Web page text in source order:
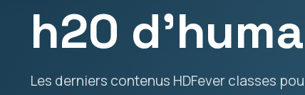
h20
Les derniers contenus HDFever classes